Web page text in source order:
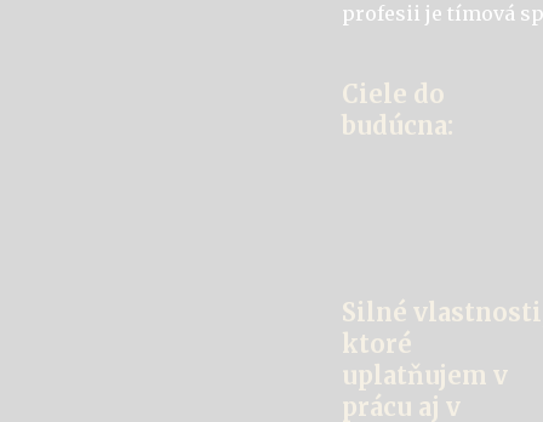
profesii je tímová
Ciele do
budúcna:
Silné
ktoré
uplatňujem v
prácu aj v